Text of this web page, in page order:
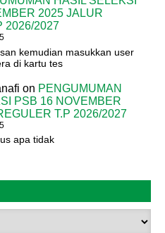
2025 JALUR
2026/2027
kemudian masukkan user
di kartu tes
on PENGUMUMAN
PSB 16 NOVEMBER
T.P 2026/2027
apa tidak